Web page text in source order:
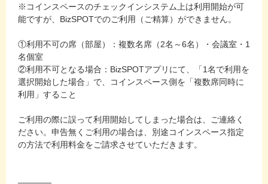
※コインスペースのチェックインシステム上は利用開始が可
能ですが、BizSPOTでのご利用（ご精算）ができません。
①利用不可の席（部屋）：複数名席（2名～6名）・会議室・1
名個室
②利用不可となる場合：BizSPOTアプリにて、「1名で利用を
選択開始した場合」で、コインスペース側を「複数席同時に
利用」すること
ご利用の際に誤って利用開始してしまった場合は、ご連絡く
ださい。申告無くご利用の場合は、別途コインスペース指定
の方法で利用料金をご請求させていただきます。